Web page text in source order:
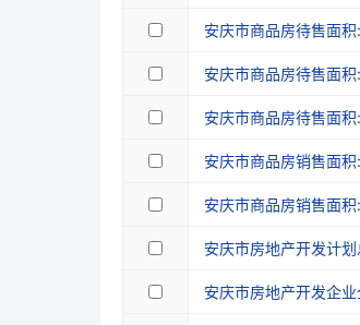
安庆市商品房待售面
安庆市商品房待售面
安庆市商品房待售面积
安庆市商品房销售面
安庆市商品房销售面
安庆市房地产开发计划
安庆市房地产开发企